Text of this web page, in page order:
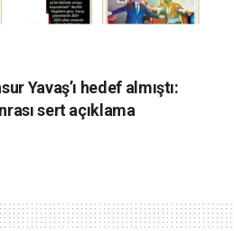
Yavaş’ı hedef almıştı:
sert açıklama